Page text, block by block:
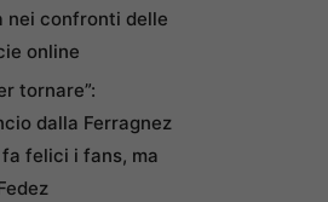
nei confronti delle
online
tornare”:
dalla Ferragnez
felici i fans, ma